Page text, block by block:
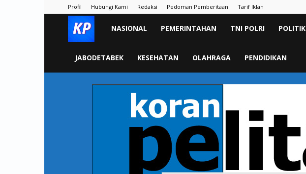
Profil Hubungi Kami Redaksi Pedoman Pemberitaan Tarif Iklan
KORAN
PELITA
NASIONAL PEMERINTAHAN TNI POLRI POLITIK
JABODETABEK KESEHATAN OLAHRAGA PENDIDIKAN